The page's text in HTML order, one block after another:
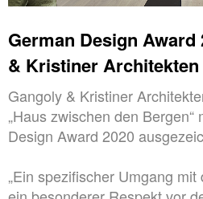
German Design
& Kristiner Architekten
Gangoly & Kristiner
„Haus zwischen den Bergen“
Design Award 2020
„Ein spezifischer Umgang